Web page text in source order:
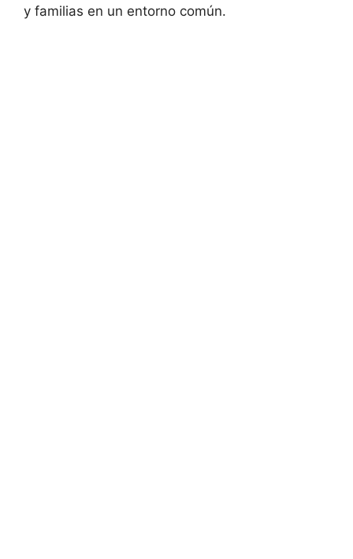
y familias en un entorno común.